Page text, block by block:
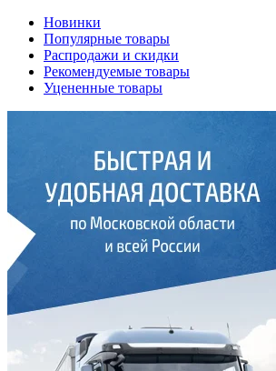
Новинки
Популярные товары
Распродажи и скидки
Рекомендуемые товары
Уцененные товары